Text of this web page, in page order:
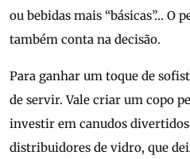
ou bebidas mais “básicas”… O
também conta na decisão.
Para ganhar um toque de
de servir. Vale criar um copo
investir em canudos
distribuidores de vidro, que